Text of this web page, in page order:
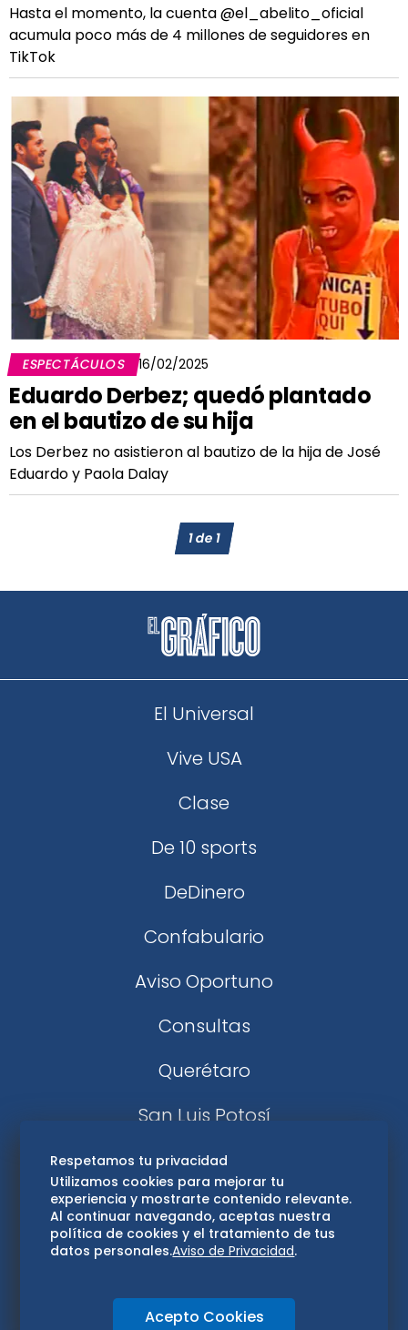
Hasta el momento, la cuenta @el_abelito_oficial
acumula poco más de 4 millones de seguidores en
TikTok
ESPECTÁCULOS 16/02/2025
Eduardo Derbez; quedó plantado
en el bautizo de su hija
Los Derbez no asistieron al bautizo de la hija de José
Eduardo y Paola Dalay
1de1
El Universal
Vive USA
Clase
De 10 sports
DeDinero
Confabulario
Aviso Oportuno
Consultas
Querétaro
San Luis Potosí
Edomex
Consultas
Hidalgo
Oaxaca
Respetamos tu privacidad
Utilizamos cookies para mejorar tu
experiencia y mostrarte contenido relevante.
Al continuar navegando, aceptas nuestra
política de cookies y el tratamiento de tus
datos personales.Aviso de Privacidad.
Acepto Cookies